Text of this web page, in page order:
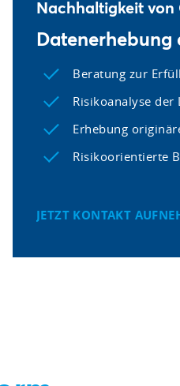
Nachhaltigkeit von
Datenerhebung
Beratung zur
Risikoanalyse
Erhebung
Risikoorientierte
JETZT KONTAKT